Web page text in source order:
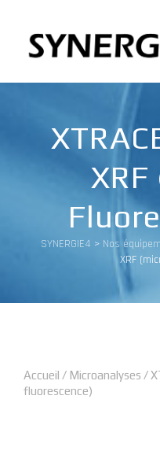
SYNERGIE4 > Nos
XRF
Accueil / Microanalyses /
fluorescence)